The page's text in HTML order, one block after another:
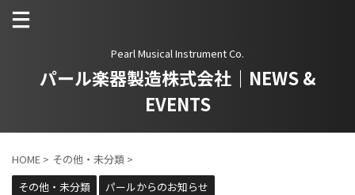
Pearl Musical Instrument Co.
パール楽器製造株式会社｜NEWS &
EVENTS
HOME > その他・未分類 >
その他・未分類
パールからのお知らせ